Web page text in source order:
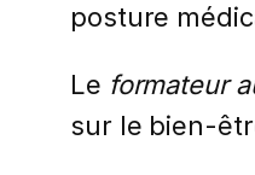
posture
Le formateur
sur le bien-